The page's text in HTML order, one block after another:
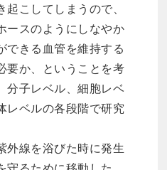
起こしてしまうので、
ースのようにしなやか
できる血管を維持する
要か、ということを考
分子レベル、細胞レベ
レベルの各段階で研究
線を浴びた時に発生